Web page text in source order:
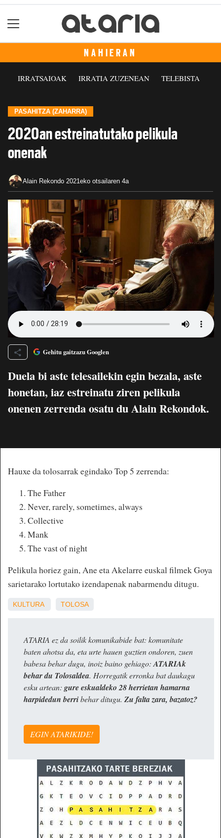
NAHIERAN
IRRATSAIOAK IRRATIA ZUZENEAN TELEBISTA
PASAHITZA (ZAHARRA)
2020an estreinatutako pelikula
onenak
Alain Rekondo 2021eko otsailaren 4a
Gehitu gaitzazu Googlen
Duela bi aste telesailekin egin bezala, aste
honetan, iaz estreinatu ziren pelikula
onenen zerrenda osatu du Alain Rekondok.
Hauxe da tolosarrak egindako Top 5 zerrenda:
The Father
Never, rarely, sometimes, always
Collective
Mank
The vast of night
Pelikula horiez gain, Ane eta Akelarre euskal filmek Goya
sarietarako lortutako izendapenak nabarmendu ditugu.
KULTURA TOLOSA
ATARIA ez da soilik komunikabide bat: komunitate
baten ahotsa da, eta urte hauen guztien ondoren, zuen
babesa behar dugu, inoiz baino gehiago: ATARIAk
behar du Tolosaldea. Horregatik erronka bat daukagu
esku artean: gure eskualdeko 28 herrietan hamarna
harpidedun berribehar ditugu. Zu falta zara, bazatoz?
EGIN ATARIKIDE!